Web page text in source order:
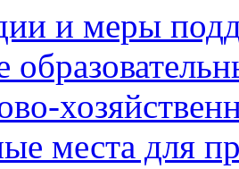
и меры
места для